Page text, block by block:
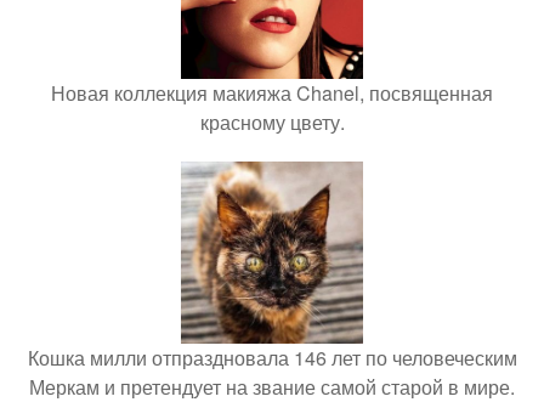
Новая коллекция макияжа Chanel, посвященная
красному цвету.
Кошка милли отпраздновала 146 лет по человеческим
Меркам и претендует на звание самой старой в мире.